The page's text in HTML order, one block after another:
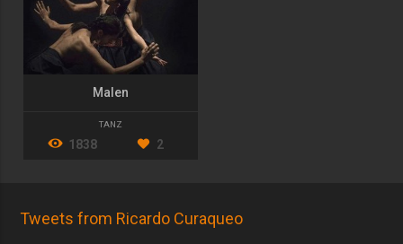
Malen
TANZ
1838 2
Tweets from Ricardo Curaqueo